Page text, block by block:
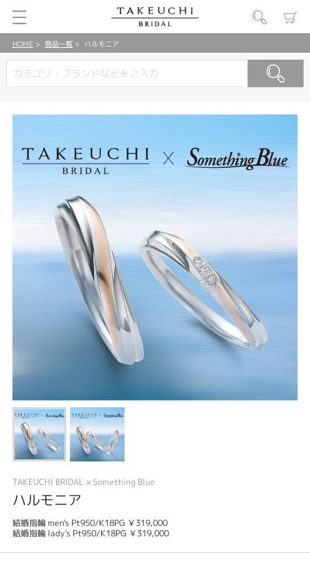
HOME 商品一覧 ハルモニア
TAKEUCHI BRIDAL × Something Blue
ハルモニア
結婚指輪 men's Pt950/K18PG ￥319,000
結婚指輪 lady's Pt950/K18PG ￥319,000